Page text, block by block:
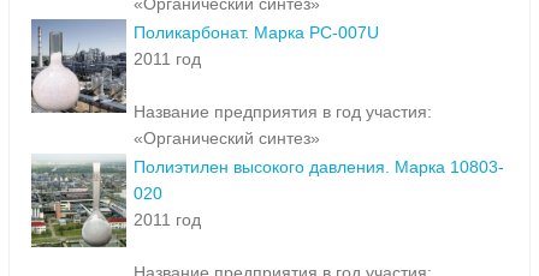
«Органический синтез»
Поликарбонат. Марка PC-007U
2011 год
Название предприятия в год участия:
«Органический синтез»
Полиэтилен высокого давления. Марка 10803-
020
2011 год